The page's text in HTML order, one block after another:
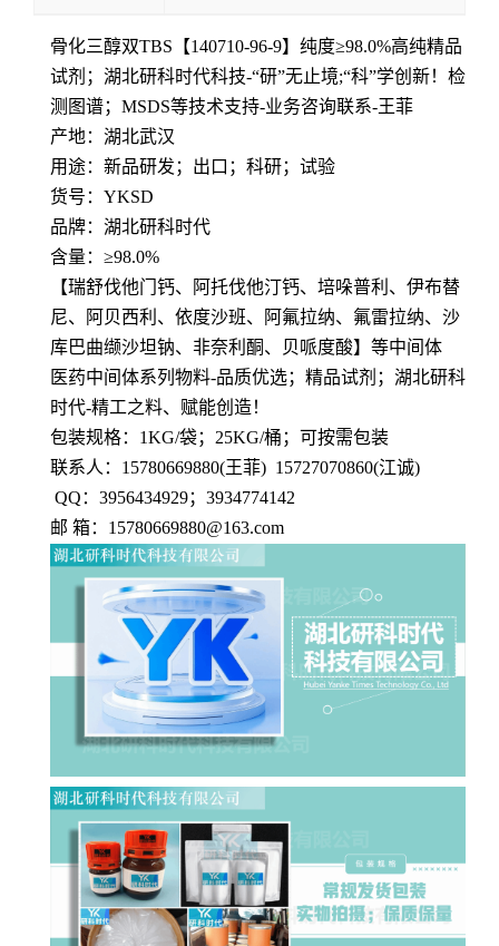
骨化三醇双TBS【140710-96-9】纯度≥98.0%高纯精品
试剂；湖北研科时代科技-“研”无止境;“科”学创新！检
测图谱；MSDS等技术支持-业务咨询联系-王菲
产地：湖北武汉
用途：新品研发；出口；科研；试验
货号：YKSD
品牌：湖北研科时代
含量：≥98.0%
【瑞舒伐他门钙、阿托伐他汀钙、培哚普利、伊布替
尼、阿贝西利、依度沙班、阿氟拉纳、氟雷拉纳、沙
库巴曲缬沙坦钠、非奈利酮、贝哌度酸】等中间体
医药中间体系列物料-品质优选；精品试剂；湖北研科
时代-精工之料、赋能创造！
包装规格：1KG/袋；25KG/桶；可按需包装
联系人：15780669880(王菲) 15727070860(江诚)
QQ：3956434929；3934774142
邮 箱：15780669880@163.com